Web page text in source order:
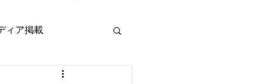
ィア掲載